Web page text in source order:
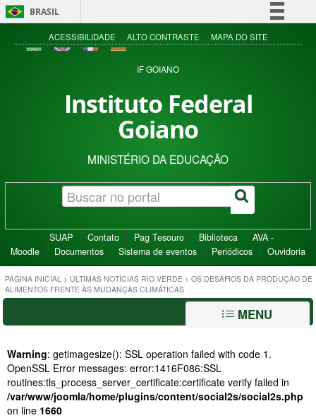
BRASIL
Simplifique!
Acesso à informação
ACESSIBILIDADE ALTO CONTRASTE MAPA DO SITE
IF GOIANO
Instituto Federal
Goiano
MINISTÉRIO DA EDUCAÇÃO
SUAP Contato Pag Tesouro Biblioteca
AVA -
Moodle
Documentos Sistema de eventos Periódicos Ouvidoria
PÁGINA INICIAL > ÚLTIMAS NOTÍCIAS RIO VERDE > OS DESAFIOS DA PRODUÇÃO DE
ALIMENTOS FRENTE ÀS MUDANÇAS CLIMÁTICAS
MENU
Warning: getimagesize(): SSL operation failed with code 1.
OpenSSL Error messages: error:1416F086:SSL
routines:tls_process_server_certificate:certificate verify failed in
/var/www/joomla/home/plugins/content/social2s/social2s.php
on line 1660